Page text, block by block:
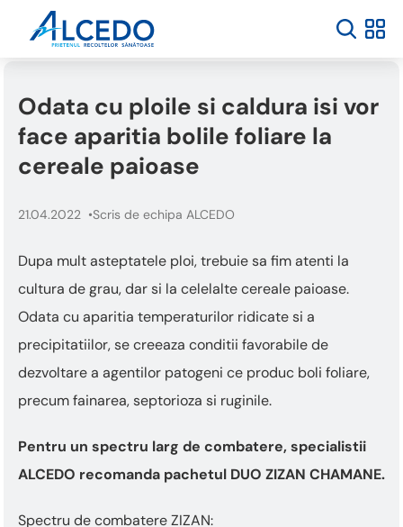
Odata cu ploile si caldura isi vor
face aparitia bolile foliare la
cereale paioase
21.04.2022 Scris de echipa ALCEDO
Dupa mult asteptatele ploi, trebuie sa fim atenti la
cultura de grau, dar si la celelalte cereale paioase.
Odata cu aparitia temperaturilor ridicate si a
precipitatiilor, se creeaza conditii favorabile de
dezvoltare a agentilor patogeni ce produc boli foliare,
precum fainarea, septorioza si ruginile.
Pentru un spectru larg de combatere, specialistii
ALCEDO recomanda pachetul DUO ZIZAN CHAMANE.
Spectru de combatere ZIZAN: